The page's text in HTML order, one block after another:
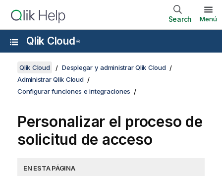
Search Menú
Qlik Cloud ®
Qlik Cloud
Desplegar y administrar Qlik Cloud
Administrar Qlik Cloud
Configurar funciones e integraciones
Personalizar el proceso de
solicitud de acceso
EN ESTA PÁGINA